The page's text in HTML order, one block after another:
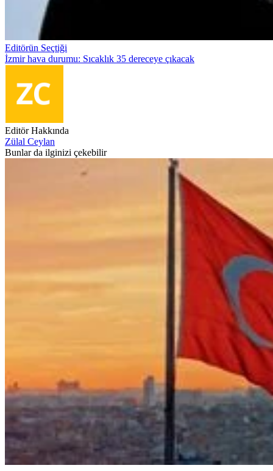
Editörün Seçtiği
İzmir hava durumu: Sıcaklık 35 dereceye çıkacak
Editör Hakkında
Zülal Ceylan
Bunlar da ilginizi çekebilir